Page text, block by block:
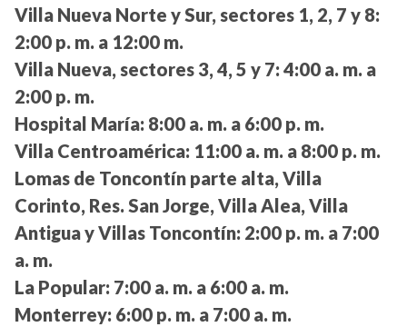
Villa Nueva Norte y Sur, sectores 1, 2, 7 y 8:
2:00 p. m. a 12:00 m.
Villa Nueva, sectores 3, 4, 5 y 7: 4:00 a. m. a
2:00 p. m.
Hospital María: 8:00 a. m. a 6:00 p. m.
Villa Centroamérica: 11:00 a. m. a 8:00 p. m.
Lomas de Toncontín parte alta, Villa
Corinto, Res. San Jorge, Villa Alea, Villa
Antigua y Villas Toncontín: 2:00 p. m. a 7:00
a. m.
La Popular: 7:00 a. m. a 6:00 a. m.
Monterrey: 6:00 p. m. a 7:00 a. m.